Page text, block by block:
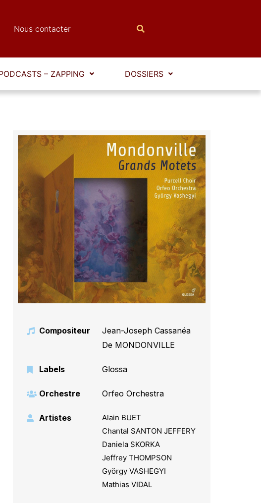
Nous contacter
– ZAPPING DOSSIERS
Compositeur
Jean-Joseph Cassanéa
De MONDONVILLE
Labels Glossa
Orchestre Orfeo Orchestra
Artistes
Alain BUET
Chantal SANTON JEFFERY
Daniela SKORKA
Jeffrey THOMPSON
György VASHEGYI
Mathias VIDAL